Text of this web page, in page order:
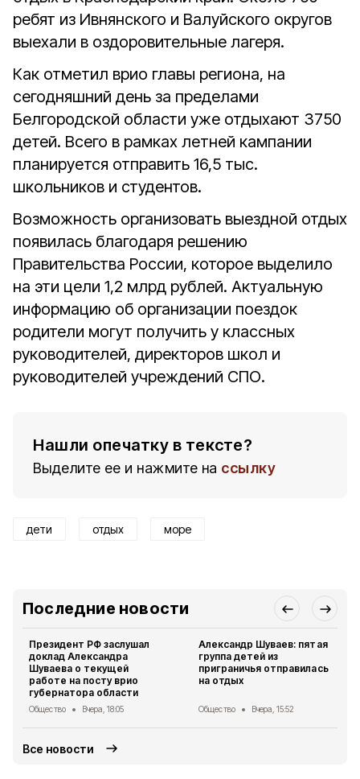
ребят из Ивнянского и Валуйского округов
выехали в оздоровительные лагеря.
Как отметил врио главы региона, на
сегодняшний день за пределами
Белгородской области уже отдыхают 3750
детей. Всего в рамках летней кампании
планируется отправить 16,5 тыс.
школьников и студентов.
Возможность организовать выездной отдых
появилась благодаря решению
Правительства России, которое выделило
на эти цели 1,2 млрд рублей. Актуальную
информацию об организации поездок
родители могут получить у классных
руководителей, директоров школ и
руководителей учреждений СПО.
Нашли опечатку в тексте?
Выделите ее и нажмите на ссылку
дети отдых море
Последние новости
Президент РФ заслушал
доклад Александра
Шуваева о текущей
работе на посту врио
губернатора области
Общество Вчера, 18:05
Александр Шуваев: пятая
группа детей из
приграничья отправилась
на отдых
Общество Вчера, 15:52
Все новости